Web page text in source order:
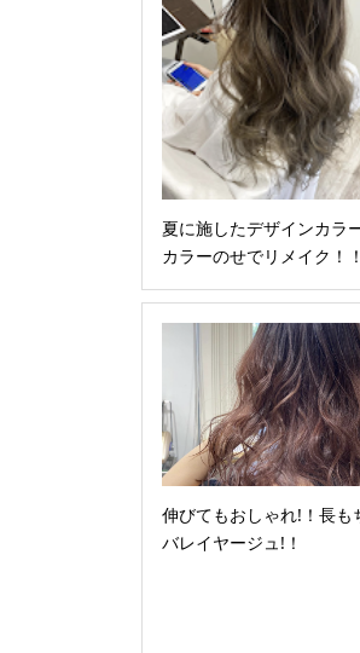
夏に施したデザインカラ
カラーのせでリメイク！！
伸びてもおしゃれ!！長も
バレイヤージュ!！